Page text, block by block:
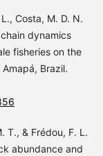
Costa, M. D. N.
dynamics
fisheries on the
Brazil.
T., & Frédou, F. L.
abundance and